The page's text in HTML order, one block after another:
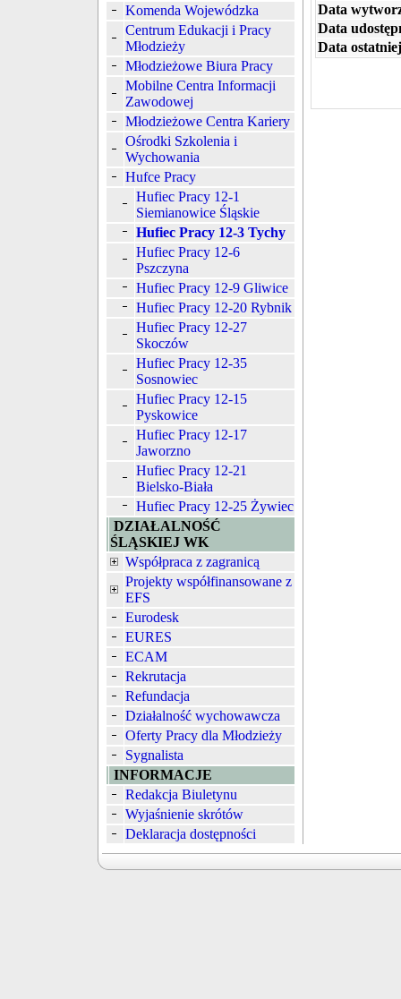
Komenda Wojewódzka
Centrum Edukacji i Pracy
Młodzieży
Młodzieżowe Biura Pracy
Mobilne Centra Informacji
Zawodowej
Młodzieżowe Centra Kariery
Ośrodki Szkolenia i
Wychowania
Hufce Pracy
Hufiec Pracy 12-1
Siemianowice Śląskie
Hufiec Pracy 12-3 Tychy
Hufiec Pracy 12-6
Pszczyna
Hufiec Pracy 12-9 Gliwice
Hufiec Pracy 12-20 Rybnik
Hufiec Pracy 12-27
Skoczów
Hufiec Pracy 12-35
Sosnowiec
Hufiec Pracy 12-15
Pyskowice
Hufiec Pracy 12-17
Jaworzno
Hufiec Pracy 12-21
Bielsko-Biała
Hufiec Pracy 12-25 Żywiec
DZIAŁALNOŚĆ
ŚLĄSKIEJ WK
Współpraca z zagranicą
Projekty współfinansowane z
EFS
Eurodesk
EURES
ECAM
Rekrutacja
Refundacja
Działalność wychowawcza
Oferty Pracy dla Młodzieży
Sygnalista
INFORMACJE
Redakcja Biuletynu
Wyjaśnienie skrótów
Deklaracja dostępności
Data
Data
Data